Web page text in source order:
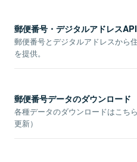
郵便番号・デジタルアドレスAPI
郵便番号とデジタルアドレスから
を提供。
郵便番号データのダウンロード
各種データのダウンロードはこち
更新）